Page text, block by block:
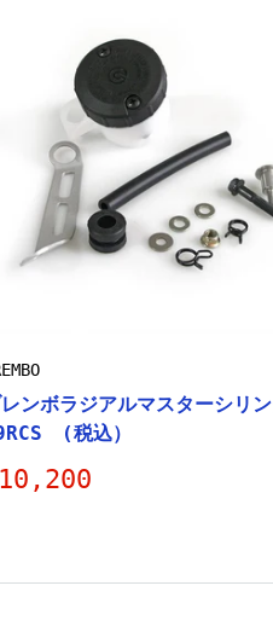
ンボラジアルマスターシリ
(税込）